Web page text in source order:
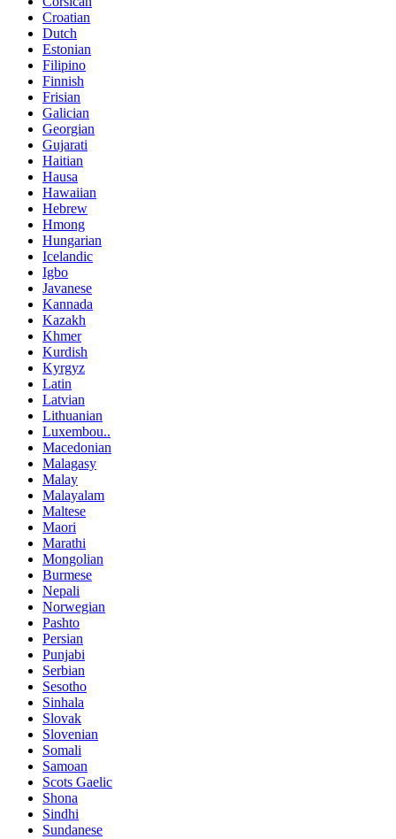
Croatian
Dutch
Estonian
Filipino
Finnish
Frisian
Galician
Georgian
Gujarati
Haitian
Hausa
Hawaiian
Hebrew
Hmong
Hungarian
Icelandic
Igbo
Javanese
Kannada
Kazakh
Khmer
Kurdish
Kyrgyz
Latin
Latvian
Lithuanian
Luxembou..
Macedonian
Malagasy
Malay
Malayalam
Maltese
Maori
Marathi
Mongolian
Burmese
Nepali
Norwegian
Pashto
Persian
Punjabi
Serbian
Sesotho
Sinhala
Slovak
Slovenian
Somali
Samoan
Scots Gaelic
Shona
Sindhi
Sundanese